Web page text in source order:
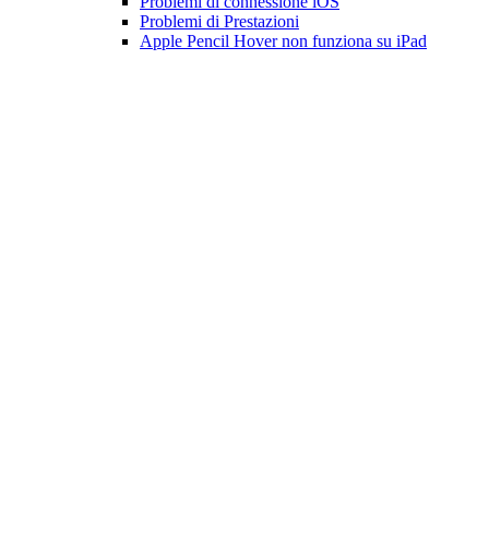
Problemi di Prestazioni
Apple Pencil Hover non funziona su iPad